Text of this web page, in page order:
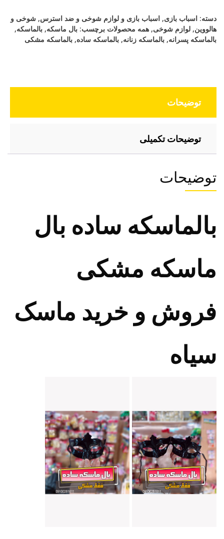
دسته: اسباب بازی, اسباب بازی و لوازم شوخی و ضد استرس, شوخی و
هالووین, لوازم شوخی, همه محصولات برچسب: بال ماسکه, بالماسکه,
بالماسکه پسرانه, بالماسکه زنانه, بالماسکه ساده, بالماسکه مشکی
توضیحات
توضیحات تکمیلی
توضیحات
بالماسکه ساده بال
ماسکه مشکی
فروش و خرید ماسک
سیاه